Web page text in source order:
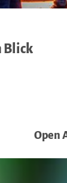
Blick
Open